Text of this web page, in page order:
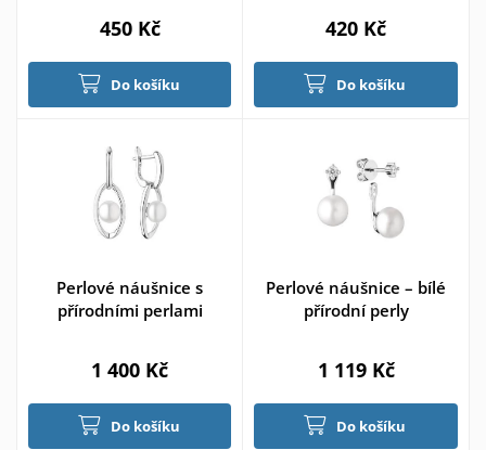
450 Kč
Do košíku
420 Kč
Do košíku
Perlové náušnice s
přírodními perlami
1 400 Kč
Do košíku
Perlové náušnice – bílé
přírodní perly
1 119 Kč
Do košíku